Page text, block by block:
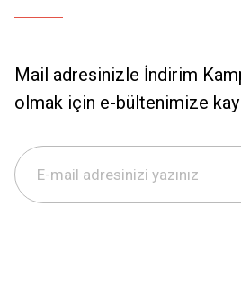
Mail adresinizle İndirim
olmak için e-bültenimize